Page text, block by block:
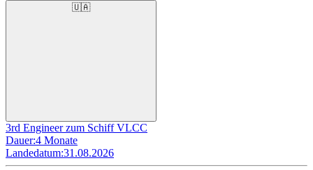
🇺🇦
3rd Engineer zum Schiff VLCC
Dauer:4 Monate
Landedatum:31.08.2026